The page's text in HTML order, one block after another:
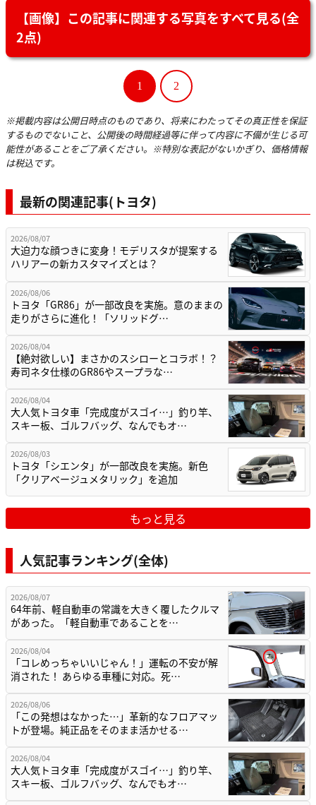
【画像】この記事に関連する写真をすべて見る(全
2点)
1 2
※掲載内容は公開日時点のものであり、将来にわたってその真正性を保証
するものでないこと、公開後の時間経過等に伴って内容に不備が生じる可
能性があることをご了承ください。※特別な表記がないかぎり、価格情報
は税込です。
最新の関連記事(トヨタ)
2026/08/07
大迫力な顔つきに変身！モデリスタが提案する
ハリアーの新カスタマイズとは？
2026/08/06
トヨタ「GR86」が一部改良を実施。意のままの
走りがさらに進化！「ソリッドグ…
2026/08/04
【絶対欲しい】まさかのスシローとコラボ！？
寿司ネタ仕様のGR86やスープラな…
2026/08/04
大人気トヨタ車「完成度がスゴイ…」釣り竿、
スキー板、ゴルフバッグ、なんでもオ…
2026/08/03
トヨタ「シエンタ」が一部改良を実施。新色
「クリアベージュメタリック」を追加
もっと見る
人気記事ランキング(全体)
2026/08/07
64年前、軽自動車の常識を大きく覆したクルマ
があった。「軽自動車であることを…
2026/08/04
「コレめっちゃいいじゃん！」運転の不安が解
消された！ あらゆる車種に対応。死…
2026/08/06
「この発想はなかった…」革新的なフロアマッ
トが登場。純正品をそのまま活かせる…
2026/08/04
大人気トヨタ車「完成度がスゴイ…」釣り竿、
スキー板、ゴルフバッグ、なんでもオ…